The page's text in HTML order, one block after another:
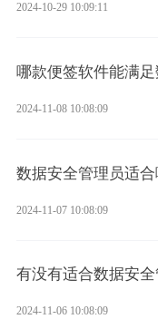
2024-10-29 10:09:11
哪款便签软件能满
2024-11-08 10:08:09
数据安全管理员适
2024-11-07 10:08:09
有没有适合数据安
2024-11-06 10:08:09